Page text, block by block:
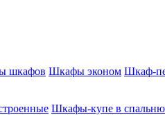
шкафов Шкафы эконом Шкаф-
Шкафы-купе в спальню